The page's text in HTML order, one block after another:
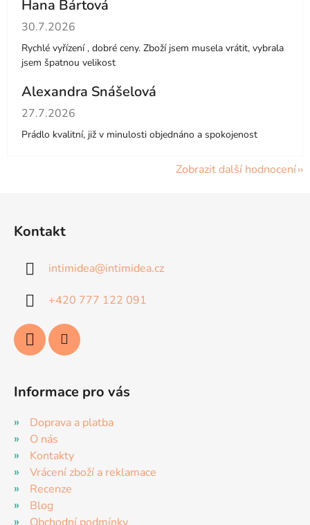
Hana Bártová
Hodnocení obchodu je 4 z 5 hvězdiček.
30.7.2026
Rychlé vyřízení , dobré ceny. Zboží jsem musela vrátit, vybrala
jsem špatnou velikost
Alexandra Snášelová
Hodnocení obchodu je 5 z 5 hvězdiček.
27.7.2026
Prádlo kvalitní, již v minulosti objednáno a spokojenost
Zobrazit další hodnocení
Kontakt
intimidea@intimidea.cz
+420 777 122 091
Informace pro vás
Doprava a platba
O nás
Kontakty
Vrácení zboží a reklamace
Recenze
Blog